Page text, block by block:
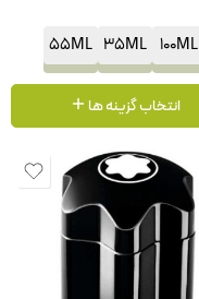
100ML
35ML
55ML
انتخاب گزینه ها